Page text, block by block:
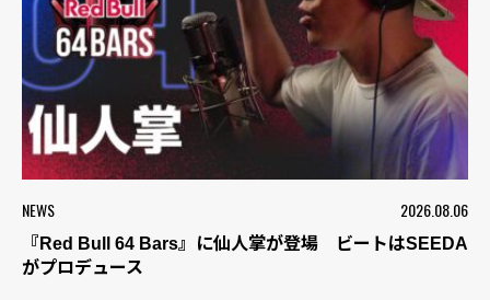
NEWS 2026.08.06
『Red Bull 64 Bars』に仙人掌が登場 ビートはSEEDA
がプロデュース